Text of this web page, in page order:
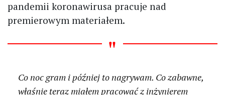
pandemii koronawirusa pracuje nad
premierowym materiałem.
Co noc gram i później to nagrywam. Co zabawne,
właśnie teraz miałem pracować z inżynierem